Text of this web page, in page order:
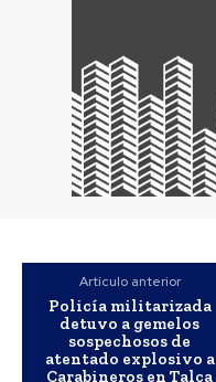
Artículo anterior
Policía militarizada
detuvo a gemelos
sospechosos de
atentado explosivo a
Carabineros en Talca